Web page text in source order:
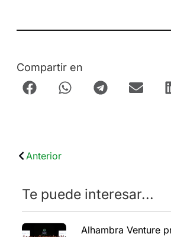
Compartir en
Anterior
Te puede interesar...
Alhambra Venture